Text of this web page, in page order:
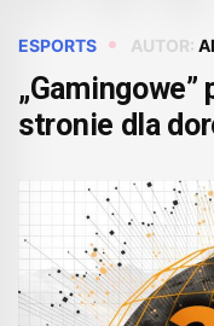
ESPORTS AUTOR:
stronie dla